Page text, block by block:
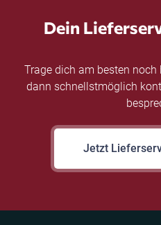
Dein
Trage dich am besten noch
dann schnellstmöglich
Jetzt